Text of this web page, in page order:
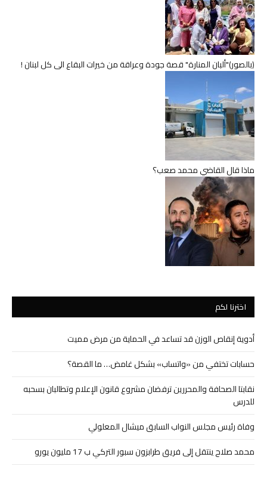
(بالصور)"ألبان المنارة" قصة جودة وعراقة من خيرات البقاع الى كل لبنان !
ماذا قال القاضي محمد صعب؟
اخترنا لكم
أدوية إنقاص الوزن قد تساعد في الحماية من مرض مميت
حسابات تختفي من «واتساب» بشكل غامض… ما القصة؟
نقابتا الصحافة والمحررين ترفضان مشروع قانون الإعلام وتطالبان بسحبه
للدرس
وفاة رئيس مجلس النواب السابق ميشال المعلولي
محمد صلاح ينتقل إلى فريق طرابزون سبور التركي ب 17 مليون يورو